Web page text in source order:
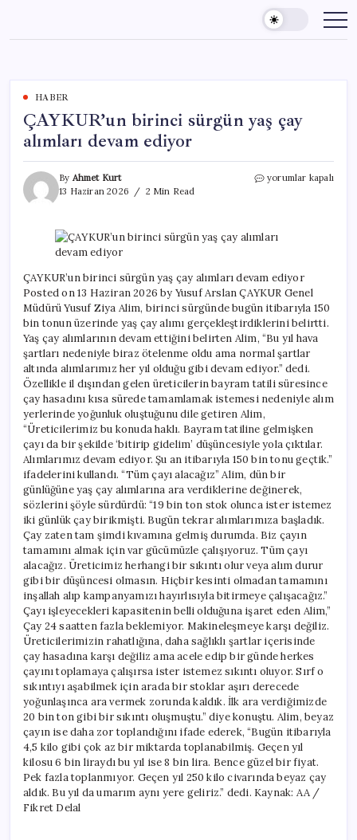
content
HABER
ÇAYKUR’un birinci sürgün yaş çay
alımları devam ediyor
By Ahmet Kurt
13 Haziran 2026
2 Min Read
ÇAYKUR’un
alımları
ediyor
için
yorumlar kapalı
ÇAYKUR’un birinci sürgün yaş çay alımları devam ediyor
Posted on 13 Haziran 2026 by Yusuf Arslan ÇAYKUR Genel
Müdürü Yusuf Ziya Alim, birinci sürgünde bugün itibarıyla 150
bin tonun üzerinde yaş çay alımı gerçekleştirdiklerini belirtti.
Yaş çay alımlarının devam ettiğini belirten Alim, “Bu yıl hava
şartları nedeniyle biraz ötelenme oldu ama normal şartlar
altında alımlarımız her yıl olduğu gibi devam ediyor.” dedi.
Özellikle il dışından gelen üreticilerin bayram tatili süresince
çay hasadını kısa sürede tamamlamak istemesi nedeniyle alım
yerlerinde yoğunluk oluştuğunu dile getiren Alim,
“Üreticilerimiz bu konuda haklı. Bayram tatiline gelmişken
çayı da bir şekilde ‘bitirip gidelim’ düşüncesiyle yola çıktılar.
Alımlarımız devam ediyor. Şu an itibarıyla 150 bin tonu geçtik.”
ifadelerini kullandı. “Tüm çayı alacağız” Alim, dün bir
günlüğüne yaş çay alımlarına ara verdiklerine değinerek,
sözlerini şöyle sürdürdü: “19 bin ton stok olunca ister istemez
iki günlük çay birikmişti. Bugün tekrar alımlarımıza başladık.
Çay zaten tam şimdi kıvamına gelmiş durumda. Biz çayın
tamamını almak için var gücümüzle çalışıyoruz. Tüm çayı
alacağız. Üreticimiz herhangi bir sıkıntı olur veya alım durur
gibi bir düşüncesi olmasın. Hiçbir kesinti olmadan tamamını
inşallah alıp kampanyamızı hayırlısıyla bitirmeye çalışacağız.”
Çayı işleyecekleri kapasitenin belli olduğuna işaret eden Alim,”
Çay 24 saatten fazla beklemiyor. Makineleşmeye karşı değiliz.
Üreticilerimizin rahatlığına, daha sağlıklı şartlar içerisinde
çay hasadına karşı değiliz ama acele edip bir günde herkes
çayını toplamaya çalışırsa ister istemez sıkıntı oluyor. Sırf o
sıkıntıyı aşabilmek için arada bir stoklar aşırı derecede
yoğunlaşınca ara vermek zorunda kaldık. İlk ara verdiğimizde
20 bin ton gibi bir sıkıntı oluşmuştu.” diye konuştu. Alim, beyaz
çayın ise daha zor toplandığını ifade ederek, “Bugün itibarıyla
4,5 kilo gibi çok az bir miktarda toplanabilmiş. Geçen yıl
kilosu 6 bin liraydı bu yıl ise 8 bin lira. Bence güzel bir fiyat.
Pek fazla toplanmıyor. Geçen yıl 250 kilo civarında beyaz çay
aldık. Bu yıl da umarım aynı yere geliriz.” dedi. Kaynak: AA /
Fikret Delal